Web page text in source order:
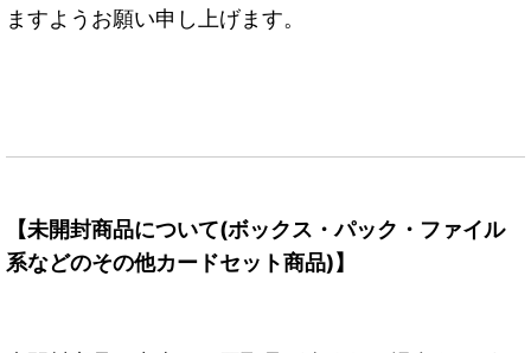
ますようお願い申し上げます。
【未開封商品について(ボックス・パック・ファイル
系などのその他カードセット商品)】